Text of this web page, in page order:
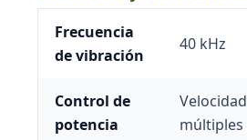
Frecuencia
de vibración
40 kHz
Control de
potencia